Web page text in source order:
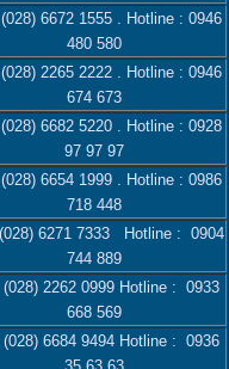
(028) 6672 1555 . Hotline : 0946
480 580
(028) 2265 2222 . Hotline : 0946
674 673
(028) 6682 5220 . Hotline : 0928
97 97 97
(028) 6654 1999 . Hotline : 0986
718 448
(028) 6271 7333 Hotline : 0904
744 889
(028) 2262 0999 Hotline : 0933
668 569
(028) 6684 9494 Hotline : 0936